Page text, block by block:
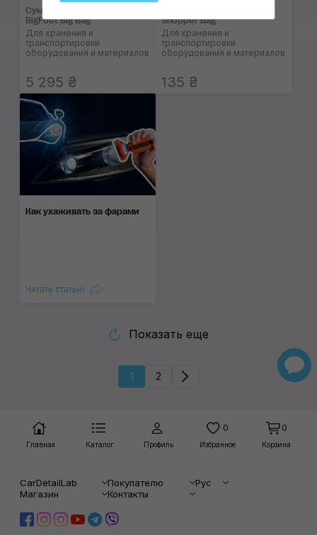
Сумка полужёсткая RUPES
BigFoot Big Bag
Для хранения и
транспортировки
оборудования и материалов
5 295 ₴
Shopper Bag
Для хранения и
транспортировки
оборудования и материалов
135 ₴
Как ухаживать за фара­ми
Читать статью
Показать еще
1 2
Главная Каталог Профиль
0
Избранное
0
Корзина
CarDetailLab Покупателю
Рус
Магазин
Контакты